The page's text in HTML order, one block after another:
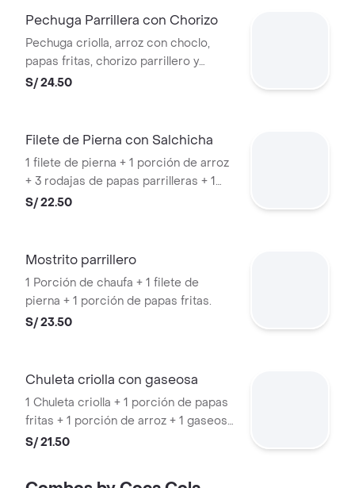
Pechuga Parrillera con Chorizo
Pechuga criolla, arroz con choclo,
papas fritas, chorizo parrillero y
salsas a elección
S/ 24.50
Filete de Pierna con Salchicha
1 filete de pierna + 1 porción de arroz
+ 3 rodajas de papas parrilleras + 1
salchicha vienesa.
S/ 22.50
Mostrito parrillero
1 Porción de chaufa + 1 filete de
pierna + 1 porción de papas fritas.
S/ 23.50
Chuleta criolla con gaseosa
1 Chuleta criolla + 1 porción de papas
fritas + 1 porción de arroz + 1 gaseosa
personal.
S/ 21.50